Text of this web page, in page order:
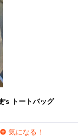
's トートバッグ
気になる！